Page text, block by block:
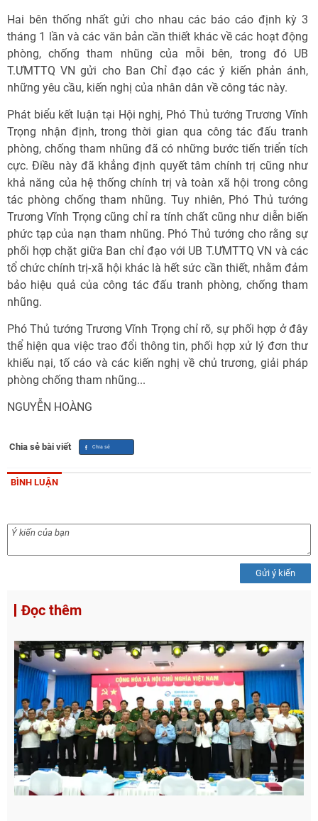
Hai bên thống nhất gửi cho nhau các báo cáo định kỳ 3
tháng 1 lần và các văn bản cần thiết khác về các hoạt động
phòng, chống tham nhũng của mỗi bên, trong đó UB
T.ƯMTTQ VN gửi cho Ban Chỉ đạo các ý kiến phản ánh,
những yêu cầu, kiến nghị của nhân dân về công tác này.
Phát biểu kết luận tại Hội nghị, Phó Thủ tướng Trương Vĩnh
Trọng nhận định, trong thời gian qua công tác đấu tranh
phòng, chống tham nhũng đã có những bước tiến triển tích
cực. Điều này đã khẳng định quyết tâm chính trị cũng như
khả năng của hệ thống chính trị và toàn xã hội trong công
tác phòng chống tham nhũng. Tuy nhiên, Phó Thủ tướng
Trương Vĩnh Trọng cũng chỉ ra tính chất cũng như diễn biến
phức tạp của nạn tham nhũng. Phó Thủ tướng cho rằng sự
phối hợp chặt giữa Ban chỉ đạo với UB T.ƯMTTQ VN và các
tổ chức chính trị-xã hội khác là hết sức cần thiết, nhằm đảm
bảo hiệu quả của công tác đấu tranh phòng, chống tham
nhũng.
Phó Thủ tướng Trương Vĩnh Trọng chỉ rõ, sự phối hợp ở đây
thể hiện qua việc trao đổi thông tin, phối hợp xử lý đơn thư
khiếu nại, tố cáo và các kiến nghị về chủ trương, giải pháp
phòng chống tham nhũng...
NGUYỄN HOÀNG
Chia sẻ bài viết
BÌNH LUẬN
Gửi ý kiến
Đọc thêm